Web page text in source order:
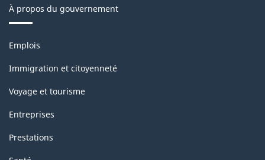
À propos du gouvernement
Thèmes
sujets
Emplois
Immigration et citoyenneté
Voyage et tourisme
Entreprises
Prestations